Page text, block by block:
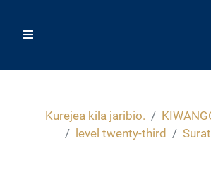
Kurejea kila jaribio.
level twenty-third